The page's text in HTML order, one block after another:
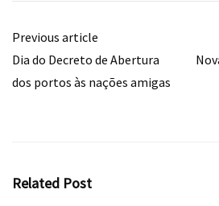
Previous article
Dia do Decreto de Abertura
dos portos às nações amigas
Related Post